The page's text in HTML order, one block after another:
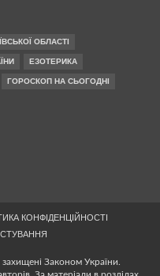
ОБЛАСТІ
ЕЗОТЕРИКА
ГОРОСКОП НА СЬОГОДНІ
КОНФІДЕНЦІЙНОСТІ
Законом України.